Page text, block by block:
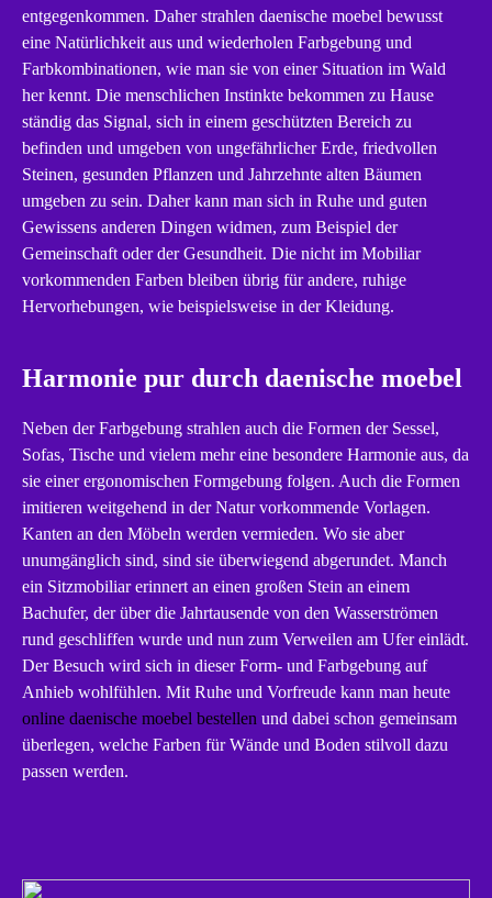
entgegenkommen. Daher strahlen daenische moebel bewusst
eine Natürlichkeit aus und wiederholen Farbgebung und
Farbkombinationen, wie man sie von einer Situation im Wald
her kennt. Die menschlichen Instinkte bekommen zu Hause
ständig das Signal, sich in einem geschützten Bereich zu
befinden und umgeben von ungefährlicher Erde, friedvollen
Steinen, gesunden Pflanzen und Jahrzehnte alten Bäumen
umgeben zu sein. Daher kann man sich in Ruhe und guten
Gewissens anderen Dingen widmen, zum Beispiel der
Gemeinschaft oder der Gesundheit. Die nicht im Mobiliar
vorkommenden Farben bleiben übrig für andere, ruhige
Hervorhebungen, wie beispielsweise in der Kleidung.
Harmonie pur durch daenische moebel
Neben der Farbgebung strahlen auch die Formen der Sessel,
Sofas, Tische und vielem mehr eine besondere Harmonie aus, da
sie einer ergonomischen Formgebung folgen. Auch die Formen
imitieren weitgehend in der Natur vorkommende Vorlagen.
Kanten an den Möbeln werden vermieden. Wo sie aber
unumgänglich sind, sind sie überwiegend abgerundet. Manch
ein Sitzmobiliar erinnert an einen großen Stein an einem
Bachufer, der über die Jahrtausende von den Wasserströmen
rund geschliffen wurde und nun zum Verweilen am Ufer einlädt.
Der Besuch wird sich in dieser Form- und Farbgebung auf
Anhieb wohlfühlen. Mit Ruhe und Vorfreude kann man heute
online daenische moebel bestellen und dabei schon gemeinsam
überlegen, welche Farben für Wände und Boden stilvoll dazu
passen werden.